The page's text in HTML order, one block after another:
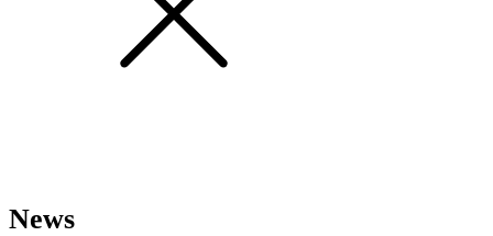
News